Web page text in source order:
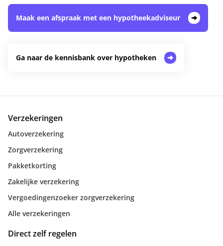
Maak een afspraak met een hypotheekadviseur
Ga naar de kennisbank over hypotheken
Verzekeringen
Autoverzekering
Zorgverzekering
Pakketkorting
Zakelijke verzekering
Vergoedingenzoeker zorgverzekering
Alle verzekeringen
Direct zelf regelen